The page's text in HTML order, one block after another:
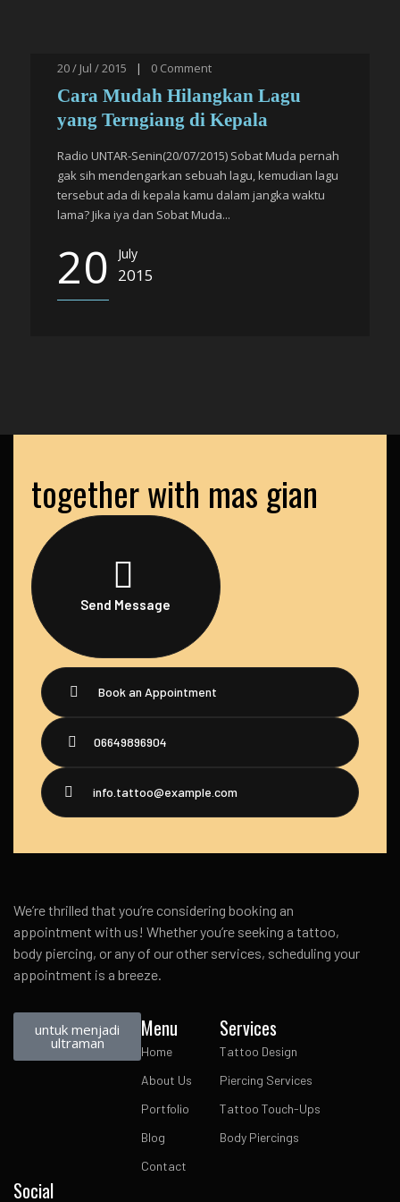
20 / Jul / 2015 | 0 Comment
Cara Mudah Hilangkan Lagu
yang Terngiang di Kepala
Radio UNTAR-Senin(20/07/2015) Sobat Muda pernah
gak sih mendengarkan sebuah lagu, kemudian lagu
tersebut ada di kepala kamu dalam jangka waktu
lama? Jika iya dan Sobat Muda...
20 July
2015
together with mas gian
Send Message
Book an Appointment
06649896904
info.tattoo@example.com
We’re thrilled that you’re considering booking an
appointment with us! Whether you’re seeking a tattoo,
body piercing, or any of our other services, scheduling your
appointment is a breeze.
untuk menjadi
ultraman
Menu
Home
About Us
Portfolio
Blog
Contact
Services
Tattoo Design
Piercing Services
Tattoo Touch-Ups
Body Piercings
Social